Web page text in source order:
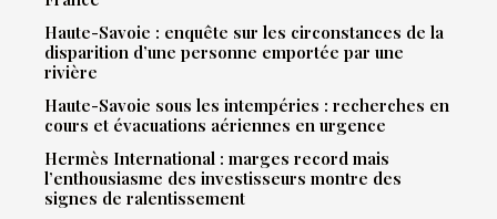
Haute-Savoie : enquête sur les circonstances de la
disparition d’une personne emportée par une
rivière
Haute-Savoie sous les intempéries : recherches en
cours et évacuations aériennes en urgence
Hermès International : marges record mais
l’enthousiasme des investisseurs montre des
signes de ralentissement